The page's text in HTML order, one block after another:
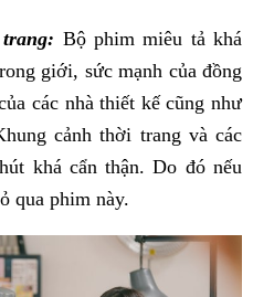
Bộ phim miêu tả khá
giới, sức mạnh của đồng
các nhà thiết kế cũng như
cảnh thời trang và các
khá cẩn thận. Do đó nếu
qua phim này.